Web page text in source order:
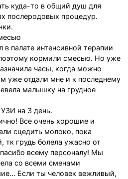
куда-то в общий душ для
послеродовых процедур.
палате интенсивной терапии
кормили смесью. Но уже
часы, когда можно
уже отдали мне и к последнему
малышку на грудное
УЗИ на 3 день.
Все очень хорошие и
сцедить молоко, пока
грудь болела ужасно от
всему персоналу! Мы
со всеми сменами
Если ты человек вежливый,